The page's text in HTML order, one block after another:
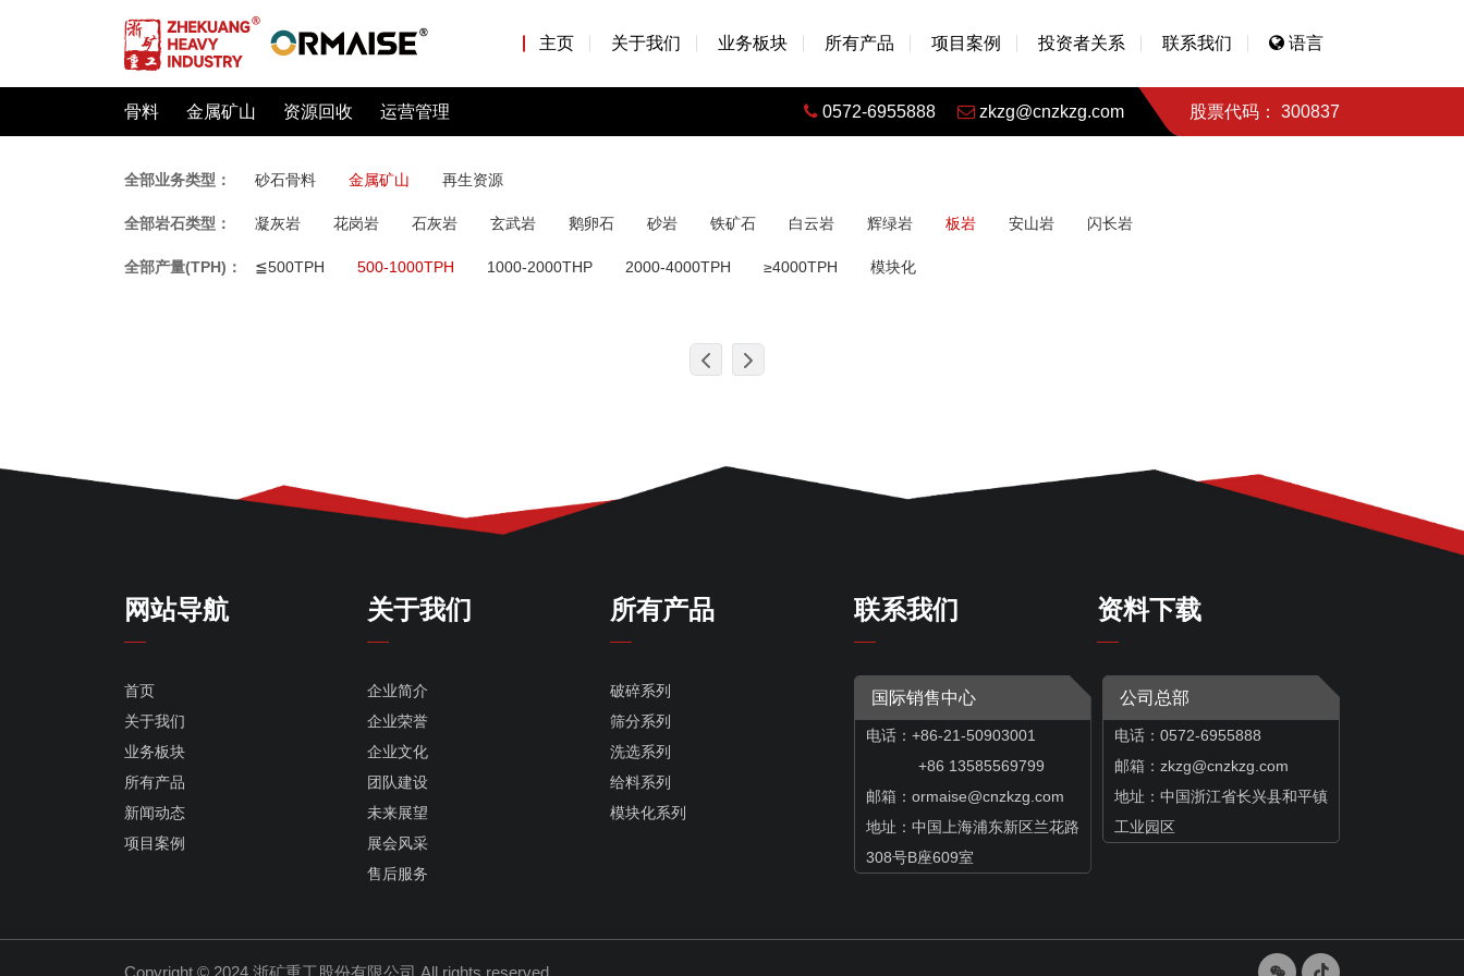
主页 关于我们 业务板块 所有产品 项目案例 投资者关系 联系我们 语言
骨料 金属矿山 资源回收 运营管理 股票代码： 300837
0572-6955888 zkzg@cnzkzg.com
全部业务类型： 砂石骨料 金属矿山 再生资源
全部岩石类型： 凝灰岩 花岗岩 石灰岩 玄武岩 鹅卵石 砂岩 铁矿石 白云岩 辉绿岩 板岩 安山岩 闪长岩
全部产量(TPH)： ≦500TPH 500-1000TPH 1000-2000THP 2000-4000TPH ≥4000TPH 模块化
网站导航
首页
关于我们
业务板块
所有产品
新闻动态
项目案例
关于我们
企业简介
企业荣誉
企业文化
团队建设
未来展望
展会风采
售后服务
所有产品
破碎系列
筛分系列
洗选系列
给料系列
模块化系列
联系我们 资料下载
国际销售中心
电话：+86-21-50903001
+86 13585569799
邮箱： ormaise@cnzkzg.com
地址：中国上海浦东新区兰花路
308号B座609室
公司总部
电话：0572-6955888
邮箱：zkzg@cnzkzg.com
地址：中国浙江省长兴县和平镇
工业园区
Copyright © 2024 浙矿重工股份有限公司 All rights reserved.